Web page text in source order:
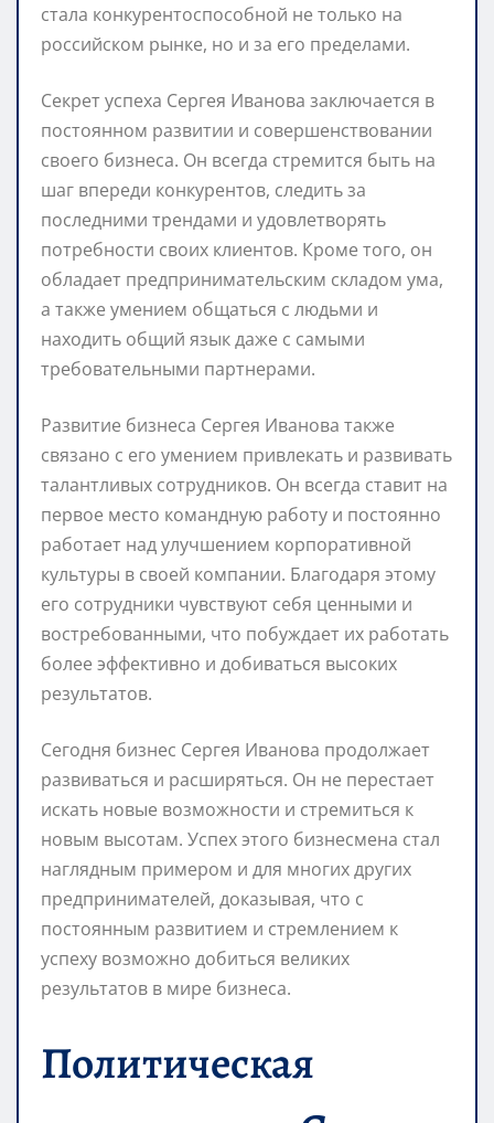
стала конкурентоспособной не только на
российском рынке, но и за его пределами.
Секрет успеха Сергея Иванова заключается в
постоянном развитии и совершенствовании
своего бизнеса. Он всегда стремится быть на
шаг впереди конкурентов, следить за
последними трендами и удовлетворять
потребности своих клиентов. Кроме того, он
обладает предпринимательским складом ума,
а также умением общаться с людьми и
находить общий язык даже с самыми
требовательными партнерами.
Развитие бизнеса Сергея Иванова также
связано с его умением привлекать и развивать
талантливых сотрудников. Он всегда ставит на
первое место командную работу и постоянно
работает над улучшением корпоративной
культуры в своей компании. Благодаря этому
его сотрудники чувствуют себя ценными и
востребованными, что побуждает их работать
более эффективно и добиваться высоких
результатов.
Сегодня бизнес Сергея Иванова продолжает
развиваться и расширяться. Он не перестает
искать новые возможности и стремиться к
новым высотам. Успех этого бизнесмена стал
наглядным примером и для многих других
предпринимателей, доказывая, что с
постоянным развитием и стремлением к
успеху возможно добиться великих
результатов в мире бизнеса.
Политическая